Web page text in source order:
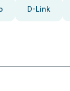
D-Link